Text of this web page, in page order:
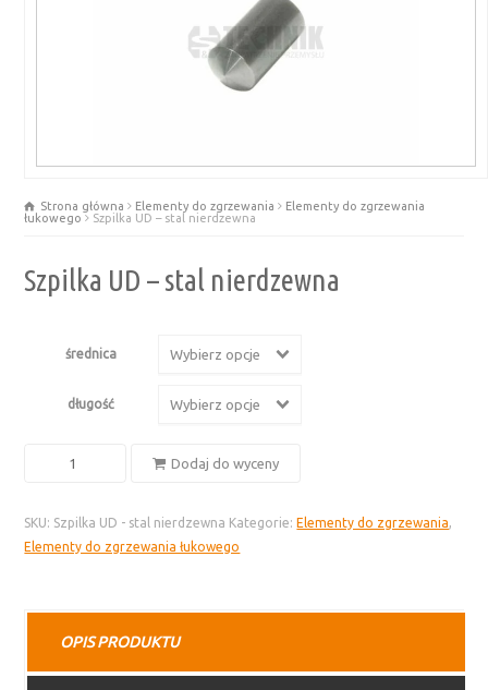
Strona główna Elementy do zgrzewania
Elementy do zgrzewania
łukowego
Szpilka UD – stal nierdzewna
Szpilka UD – stal nierdzewna
średnica Wybierz opcje
długość Wybierz opcje
-
stal
Dodaj do wyceny
SKU: Szpilka UD - stal nierdzewna Kategorie:Elementy do zgrzewania,
Elementy do zgrzewania łukowego
OPIS PRODUKTU